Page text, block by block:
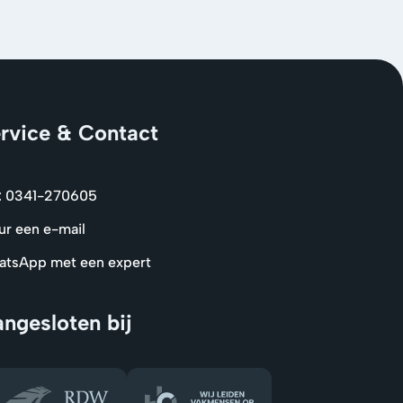
& Contact
0341-270605
een e-mail
met een expert
bij